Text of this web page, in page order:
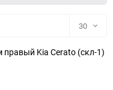
30
30
правый Kia Cerato (скл-1)